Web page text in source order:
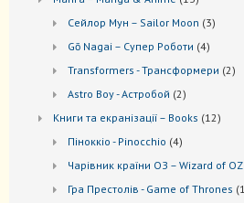
Сейлор Мун – Sailor Moon 33
Gō Nagai – Супер Роботи 44
Transformers - Трансформери 22
Astro Boy - Астробой 22
Книги та екранізації – Books 1212
Піноккіо - Pinocchio 44
Чарівник країни ОЗ – Wizard of OZ
Гра Престолів - Game of Thrones 1